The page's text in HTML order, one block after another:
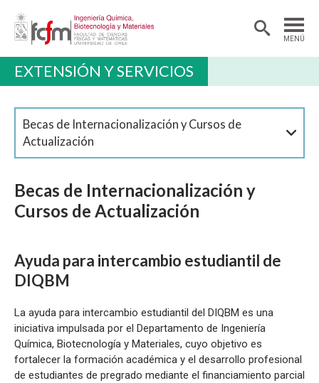
MENÚ
DEPARTAMENTO
POSTGRADO Y EDUCACIÓN CONTINUA
INVESTIGACIÓN
ALUMNI
EXTENSIÓN
EXTENSIÓN Y SERVICIOS
Becas de Internacionalización y Cursos de
Actualización
Becas de Internacionalización y
Cursos de Actualización
Ayuda para intercambio estudiantil de
DIQBM
La ayuda para intercambio estudiantil del DIQBM es una
iniciativa impulsada por el Departamento de Ingeniería
Química, Biotecnología y Materiales, cuyo objetivo es
fortalecer la formación académica y el desarrollo profesional
de estudiantes de pregrado mediante el financiamiento parcial